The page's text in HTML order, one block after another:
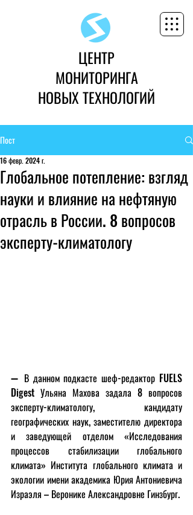
ЦЕНТР
МОНИТОРИНГА
НОВЫХ ТЕХНОЛОГИЙ
Пост
Глобальное потепление: взгляд
науки и влияние на нефтяную
отрасль в России. 8 вопросов
эксперту-климатологу
16 февр. 2024 г.
➖ В данном подкасте шеф-редактор FUELS
Digest Ульяна Махова задала 8 вопросов
эксперту-климатологу, кандидату
географических наук, заместителю директора
и заведующей отделом «Исследования
процессов стабилизации глобального
климата» Института глобального климата и
экологии имени академика Юрия Антониевича
Израэля – Веронике Александровне Гинзбург.